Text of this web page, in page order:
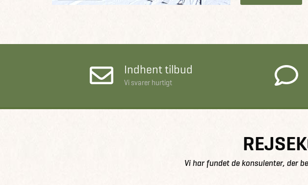
Indhent tilbud
Vi svarer hurtigt
Vi har fundet de konsulenter, der